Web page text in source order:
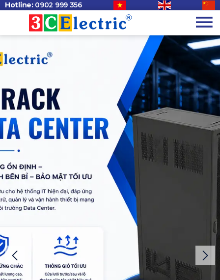
Hotline: 0902 999 356